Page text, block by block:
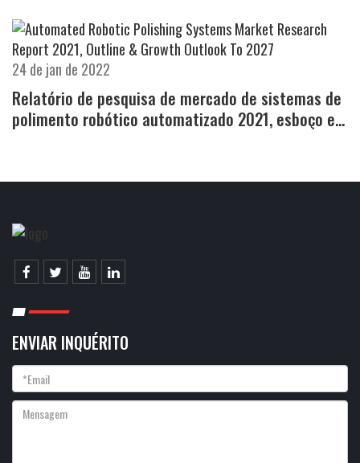
24 de jan de 2022
Relatório de pesquisa de mercado de sistemas de
polimento robótico automatizado 2021, esboço e
ENVIAR INQUÉRITO